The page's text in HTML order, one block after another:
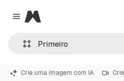
Close menu
Magnific
Crie uma imagem com IA